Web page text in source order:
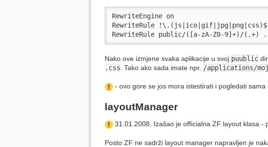
RewriteEngine on
RewriteRule !\.(js|ico|gif|jpg|png|css)$
RewriteRule public/([a-zA-Z0-9]+)/(.+)
Nako ove izmjene svaka aplikacije u svoj puublic
.css . Tako ako sada imate npr. /applications/
- ovo gore se jos mora istestirati i pogledati sama
layoutManager
31.01.2008. Izašao je officialna ZF layout klasa -
Posto ZF ne sadrži layout manager napravljen je